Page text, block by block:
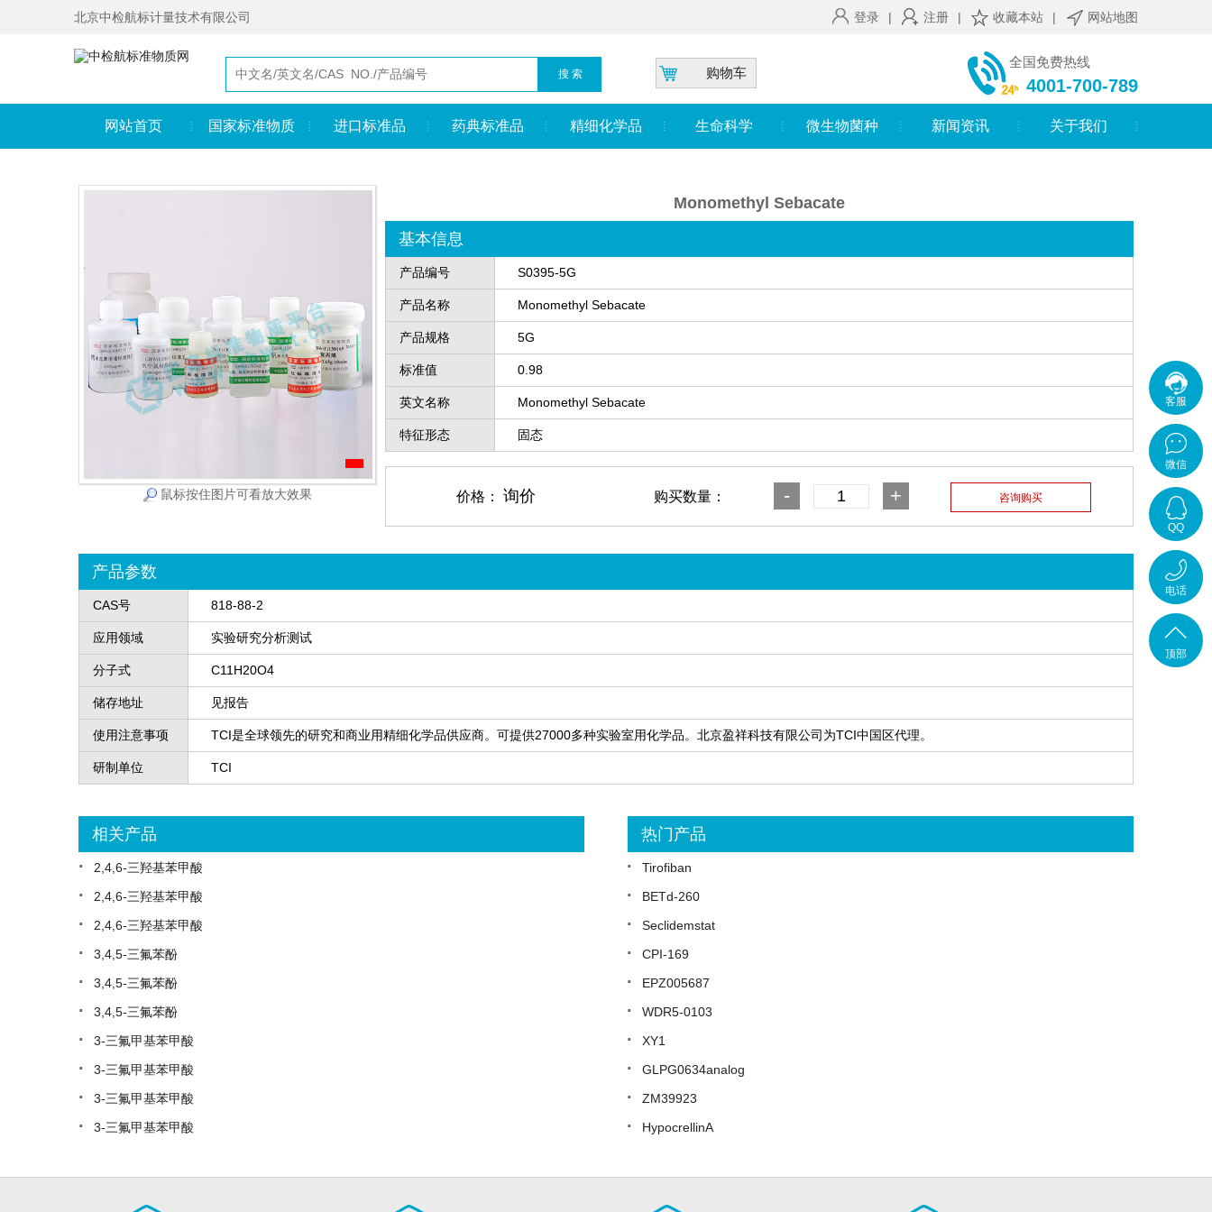
北京中检航标计量技术有限公司 登录 | 注册 | 收藏本站 | 网站地图
购物车
全国免费热线
4001-700-789
网站首页 国家标准物质 进口标准品 药典标准品 精细化学品 生命科学 微生物菌种 新闻资讯 关于我们
鼠标按住图片可看放大效果
Monomethyl Sebacate
基本信息
产品编号 S0395-5G
产品名称 Monomethyl Sebacate
产品规格 5G
标准值 0.98
英文名称 Monomethyl Sebacate
特征形态 固态
价格： 询价 购买数量： - +
产品参数
CAS号 818-88-2
应用领域 实验研究分析测试
分子式 C11H20O4
储存地址 见报告
使用注意事项 TCI是全球领先的研究和商业用精细化学品供应商。可提供27000多种实验室用化学品。北京盈祥科技有限公司为TCI中国区代理。
研制单位 TCI
相关产品
· 2,4,6-三羟基苯甲酸
· 2,4,6-三羟基苯甲酸
· 2,4,6-三羟基苯甲酸
· 3,4,5-三氟苯酚
· 3,4,5-三氟苯酚
· 3,4,5-三氟苯酚
· 3-三氟甲基苯甲酸
· 3-三氟甲基苯甲酸
· 3-三氟甲基苯甲酸
· 3-三氟甲基苯甲酸
热门产品
· Tirofiban
· BETd-260
· Seclidemstat
· CPI-169
· EPZ005687
· WDR5-0103
· XY1
· GLPG0634analog
· ZM39923
· HypocrellinA
客服
在线客
服
微信
QQ
在线咨
询
电话
4001-
顶部